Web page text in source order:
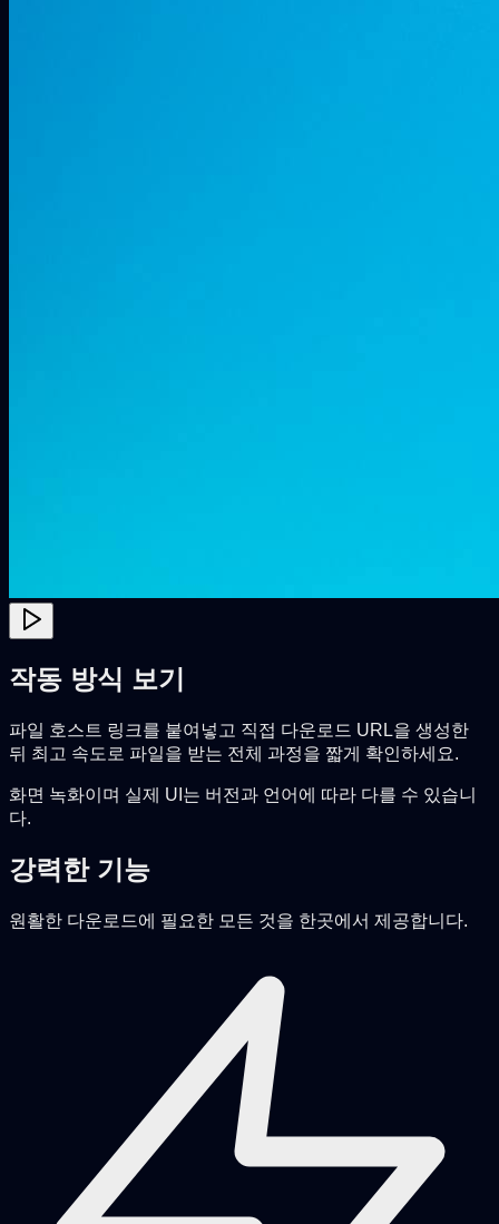
작동 방식 보기
파일 호스트 링크를 붙여넣고 직접 다운로드 URL을 생성한
뒤 최고 속도로 파일을 받는 전체 과정을 짧게 확인하세요.
화면 녹화이며 실제 UI는 버전과 언어에 따라 다를 수 있습니
다.
강력한 기능
원활한 다운로드에 필요한 모든 것을 한곳에서 제공합니다.